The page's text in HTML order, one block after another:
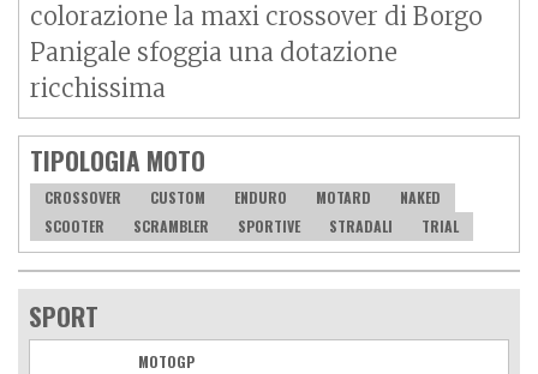
colorazione la maxi crossover di Borgo
Panigale sfoggia una dotazione
ricchissima
TIPOLOGIA MOTO
CROSSOVER CUSTOM ENDURO MOTARD
NAKED
SCOOTER
SCRAMBLER SPORTIVE STRADALI TRIAL
SPORT
MOTOGP